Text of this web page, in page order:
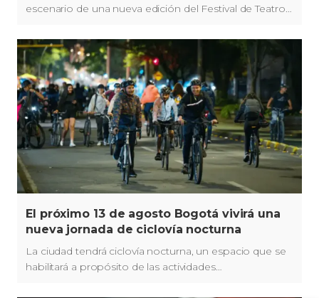
escenario de una nueva edición del Festival de Teatro y
El Parque.
El próximo 13 de agosto Bogotá vivirá una
nueva jornada de ciclovía nocturna
La ciudad tendrá ciclovía nocturna, un espacio que se
habilitará a propósito de las actividades